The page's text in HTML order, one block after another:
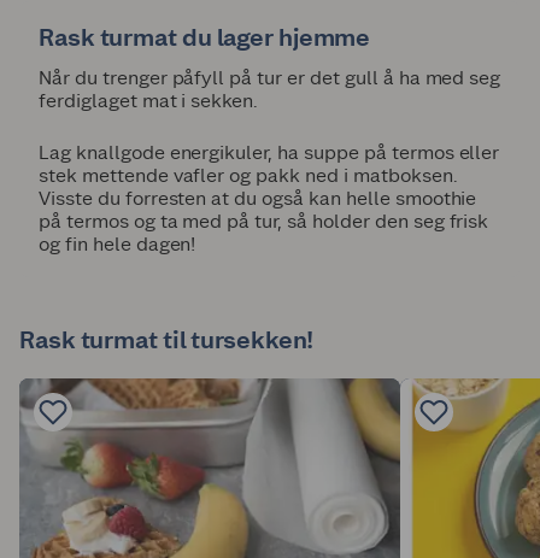
Rask turmat du lager hjemme
Når du trenger påfyll på tur er det gull å ha med seg
ferdiglaget mat i sekken.
Lag knallgode energikuler, ha suppe på termos eller
stek mettende vafler og pakk ned i matboksen.
Visste du forresten at du også kan helle smoothie
på termos og ta med på tur, så holder den seg frisk
og fin hele dagen!
Rask turmat til tursekken!